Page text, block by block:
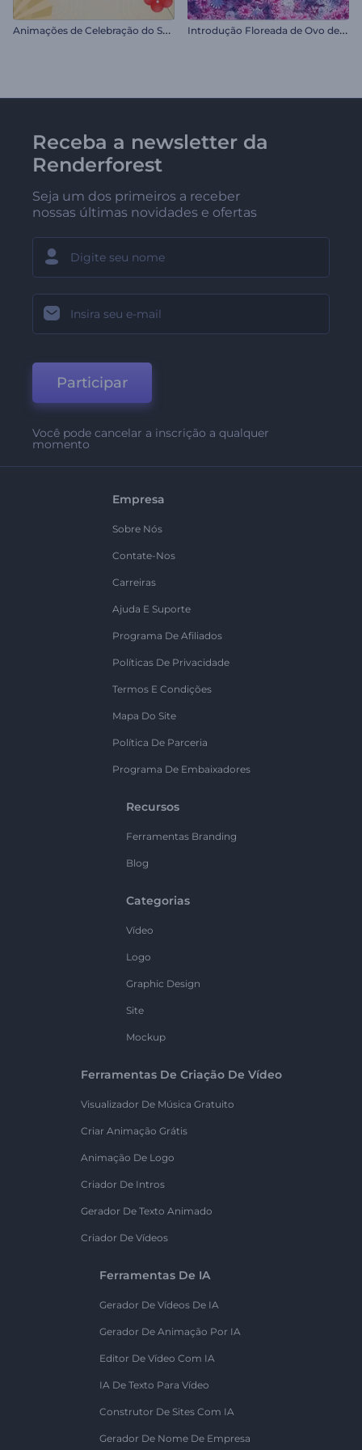
A
nimações de Celebração do Setsubun I
ntrodução Floreada de Ovo de Páscoa
Receba a newsletter da
Renderforest
Seja um dos primeiros a receber
nossas últimas novidades e ofertas
Participar
Você pode cancelar a inscrição a qualquer
momento
Empresa
Sobre Nós
Contate-Nos
Carreiras
Ajuda E Suporte
Programa De Afiliados
Políticas De Privacidade
Termos E Condições
Mapa Do Site
Política De Parceria
Programa De Embaixadores
Recursos
Ferramentas Branding
Blog
Categorias
Vídeo
Logo
Graphic Design
Site
Mockup
Ferramentas De Criação De Vídeo
Visualizador De Música Gratuito
Criar Animação Grátis
Animação De Logo
Criador De Intros
Gerador De Texto Animado
Criador De Vídeos
Ferramentas De IA
Gerador De Vídeos De IA
Gerador De Animação Por IA
Editor De Vídeo Com IA
IA De Texto Para Vídeo
Construtor De Sites Com IA
Gerador De Nome De Empresa